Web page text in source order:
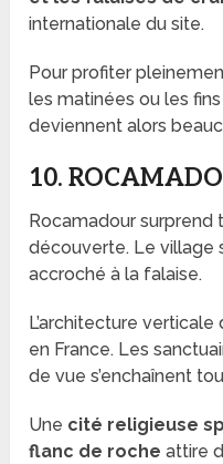
internationale du site.
Pour profiter
les matinées ou les
deviennent alors
10.
Rocamadour surprend
découverte. Le
accroché à la falaise.
L’architecture
en France. Les
de vue s’enchaînent
Une cité religieuse
flanc de roche attire